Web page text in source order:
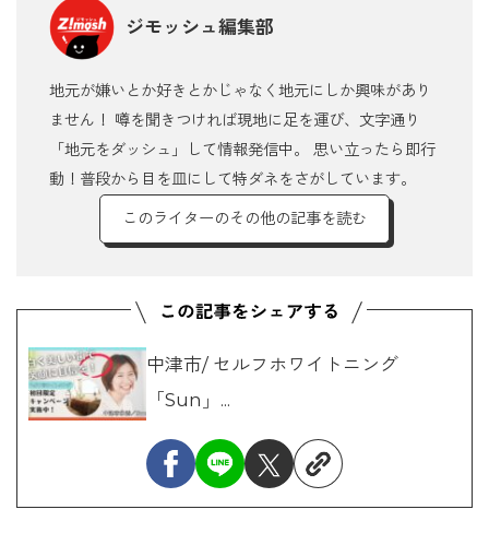
ジモッシュ編集部
地元が嫌いとか好きとかじゃなく地元にしか興味があり
ません！ 噂を聞きつければ現地に足を運び、文字通り
「地元をダッシュ」して情報発信中。 思い立ったら即行
動！普段から目を皿にして特ダネをさがしています。
このライターのその他の記事を読む
中津市/ セルフホワイトニング
「Sun」...